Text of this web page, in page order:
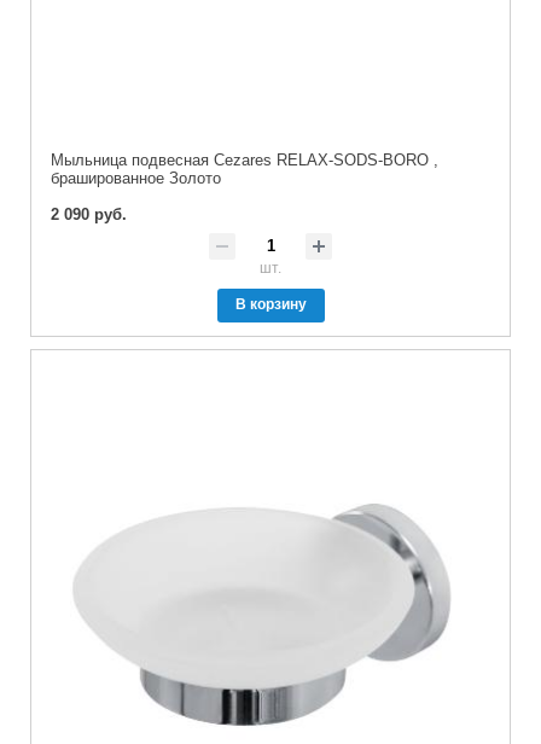
Мыльница подвесная Cezares RELAX-SODS-BORO ,
брашированное Золото
2 090 руб.
шт.
В корзину